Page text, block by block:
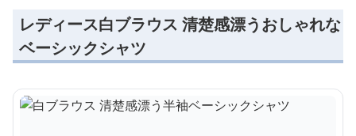
レディース白ブラウス 清楚感漂うおしゃれな
ベーシックシャツ